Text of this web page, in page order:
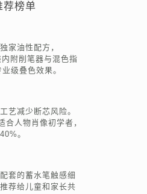
荐榜单
家油性配方，
附削笔器与混色指
级叠色效果。
艺减少断芯风险。
合人物肖像初学者，
。
套的蓄水笔触感细
荐给儿童和家长共